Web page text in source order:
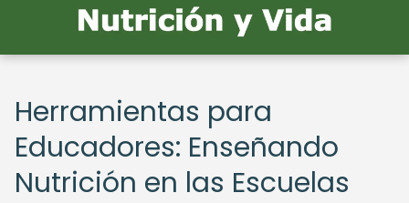
Herramientas para
Educadores: Enseñando
Nutrición en las Escuelas